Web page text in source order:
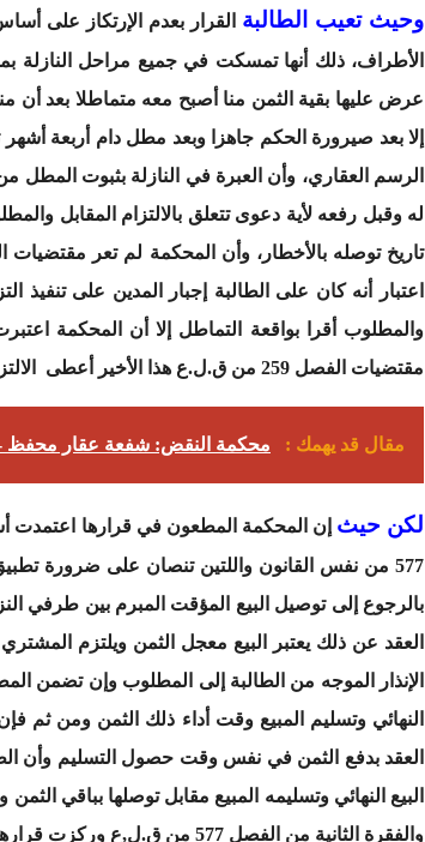
وحيث تعيب الطالبة
الأطراف، ذلك أنها تمسكت في جميع مراحل النازلة
عرض عليها بقية الثمن منا أصبح معه متماطلا بعد أن
إلا بعد صيرورة الحكم جاهزا وبعد مطل دام أربعة أشهر
الرسم العقاري، وأن العبرة في النازلة بثبوت المطل
اعتبار أنه كان على الطالبة إجبار المدين على تنفيذ
والمطلوب أقرا بواقعة التماطل إلا أن المحكمة
مقتضيات الفصل 259 من ق.ل.ع هذا الأخير أعطى الالتزام وبذلك تكون المحكمة المذكورة قد أخطأت في تقييم الفصل المذكور.
مقال قد يهمك : محكمة النقض: شفعة عقار محفظ -
لكن حيث
577 من نفس القانون واللتين تنصان على ضرورة
الإنذار الموجه من الطالبة إلى المطلوب وإن تضمن
العقد بدفع الثمن في نفس وقت حصول التسليم وأن
والفقرة الثانية من الفصل 577 من ق.ل,ع وركزت قرارها على أساس قانوني وعللته بما فيه الكفاية وتبقى معه الوسيلتان على غير أساس.